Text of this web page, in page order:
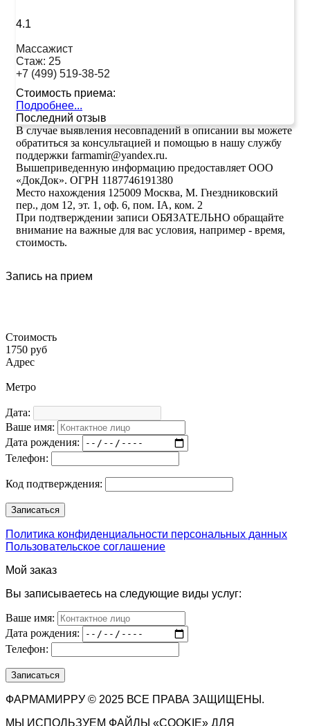
4.1
Массажист
Стаж: 25
+7 (499) 519-38-52
Стоимость приема:
Подробнее...
Последний отзыв
В случае выявления несовпадений в описании вы можете
обратиться за консультацией и помощью в нашу службу
поддержки farmamir@yandex.ru.
Вышеприведенную информацию предоставляет ООО
«ДокДок». ОГРН 1187746191380
Место нахождения 125009 Москва, М. Гнездниковский
пер., дом 12, эт. 1, оф. 6, пом. IA, ком. 2
При подтверждении записи ОБЯЗАТЕЛЬНО обращайте
внимание на важные для вас условия, например - время,
стоимость.
Запись на прием
Стоимость
1750 руб
Адрес
Метро
Дата:
Ваше имя:
Дата рождения:
Телефон:
Код подтверждения:
Политика конфиденциальности персональных данных
Пользовательское соглашение
Мой заказ
Вы записываетесь на следующие виды услуг:
Ваше имя:
Дата рождения:
Телефон:
ФАРМАМИРРУ © 2025 ВСЕ ПРАВА ЗАЩИЩЕНЫ.
МЫ ИСПОЛЬЗУЕМ ФАЙЛЫ «COOKIE» ДЛЯ